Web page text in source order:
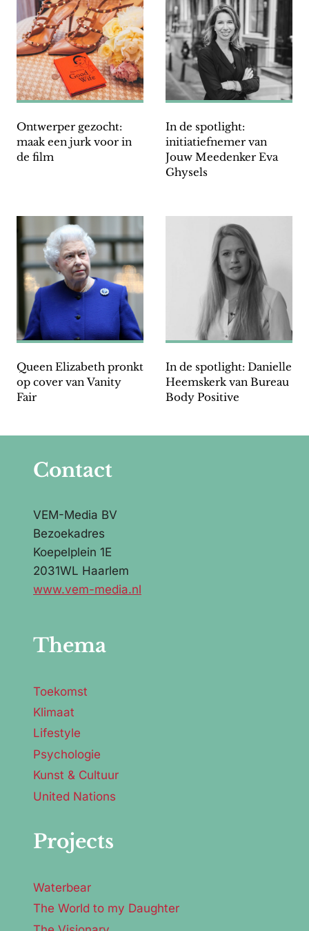
Ontwerper gezocht:
maak een jurk voor in
de film
In de spotlight:
initiatiefnemer van
Jouw Meedenker Eva
Ghysels
Queen Elizabeth pronkt
op cover van Vanity
Fair
In de spotlight: Danielle
Heemskerk van Bureau
Body Positive
Contact
VEM-Media BV
Bezoekadres
Koepelplein 1E
2031WL Haarlem
www.vem-media.nl
Thema
Toekomst
Klimaat
Lifestyle
Psychologie
Kunst & Cultuur
United Nations
Projects
Waterbear
The World to my Daughter